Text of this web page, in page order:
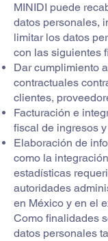
MINIDI puede
datos personales,
limitar los datos
con las siguientes
Dar cumplimiento
contractuales
clientes,
Facturación e
fiscal de ingresos
Elaboración de
como la
estadísticas
autoridades
en México y en el
Como finalidades
datos personales